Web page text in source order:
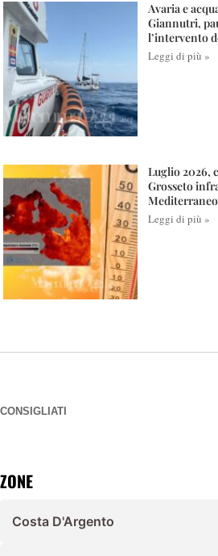
Avaria e
Giannutri,
l’intervento
Leggi di più »
Luglio 2026,
Grosseto
Leggi di più »
CONSIGLIATI
ZONE
Costa D'Argento